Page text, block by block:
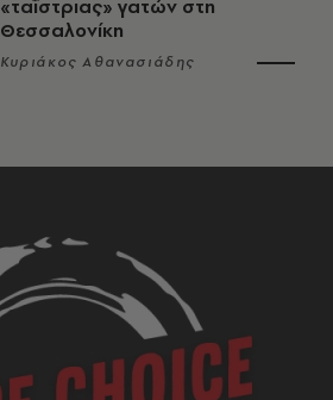
«ταΐστριας» γατών στη
Θεσσαλονίκη
Κυριάκος Αθανασιάδης